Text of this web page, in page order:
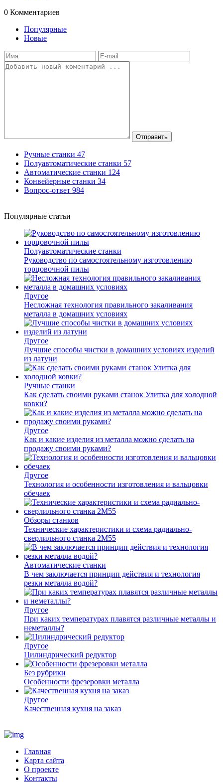
0 Комментариев
Популярные
Новые
Отправить
Ручные станки 47
Полуавтоматические станки 57
Автоматические станки 124
Конвейерные станки 34
Вопрос-ответ 984
Популярные статьи
Полуавтоматические станки
Руководство по самостоятельному изготовлению
торцовочной пилы
Другое
Несложная технология правильного закаливания
металла в домашних условиях
Другое
Лучшие способы чистки в домашних условиях изделий
из латуни
Ручные станки
Как сделать своими руками станок Улитка для холодной
ковки?
Другое
Как и какие изделия из металла можно сделать на
продажу своими руками?
Другое
Технология и особенности изготовления и вальцовки
обечаек
Обзоры станков
Технические характеристики и схема радиально-
сверлильного станка 2М55
Автоматические станки
В чем заключается принцип действия и технология
резки металла водой?
Другое
При каких температурах плавятся различные металлы и
неметаллы?
Другое
Цилиндрический редуктор
Без рубрики
Особенности фрезеровки металла
Другое
Качественная кухня на заказ
Главная
Карта сайта
О проекте
Контакты